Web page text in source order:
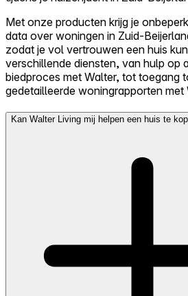
Met onze producten krijg je
data over woningen in Zuid-
zodat je vol vertrouwen een huis
verschillende diensten, van hulp op
biedproces met Walter, tot toegang
gedetailleerde woningrapporten met
Kan Walter Living mij helpen een huis te